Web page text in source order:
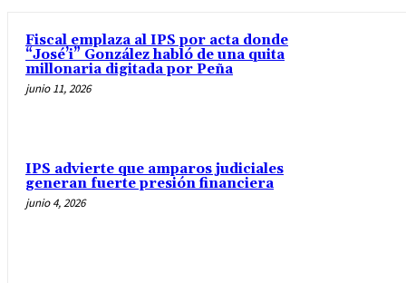
Fiscal emplaza al IPS por acta donde
“José’i” González habló de una quita
millonaria digitada por Peña
junio 11, 2026
IPS advierte que amparos judiciales
generan fuerte presión financiera
junio 4, 2026